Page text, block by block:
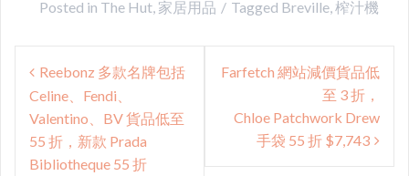
Posted in The Hut 家居用品 Tagged Breville 榨汁機
Post
navigation
Reebonz 多款名牌包括
Celine、Fendi、
Valentino、BV 貨品低至
55 折，新款 Prada
Bibliotheque 55 折
Farfetch 網站減價貨品低
至 3 折，
Chloe Patchwork Drew
手袋 55 折 $7,743